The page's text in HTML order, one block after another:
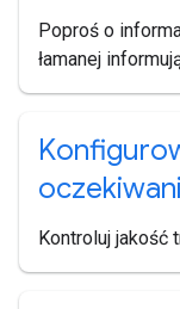
Poproś o
łamanej
Kontroluj jakość